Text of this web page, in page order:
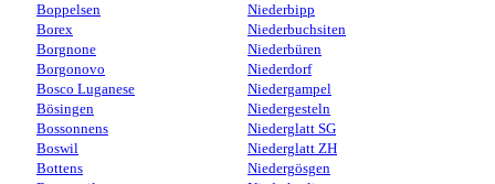
Boppelsen
Borex
Borgnone
Borgonovo
Bosco Luganese
Bösingen
Bossonnens
Boswil
Bottens
Niederbipp
Niederbuchsiten
Niederbüren
Niederdorf
Niedergampel
Niedergesteln
Niederglatt SG
Niederglatt ZH
Niedergösgen